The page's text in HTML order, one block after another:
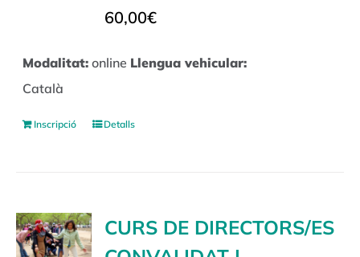
60,00€
Modalitat: online Llengua vehicular:
Català
Inscripció Detalls
CURS DE DIRECTORS/ES